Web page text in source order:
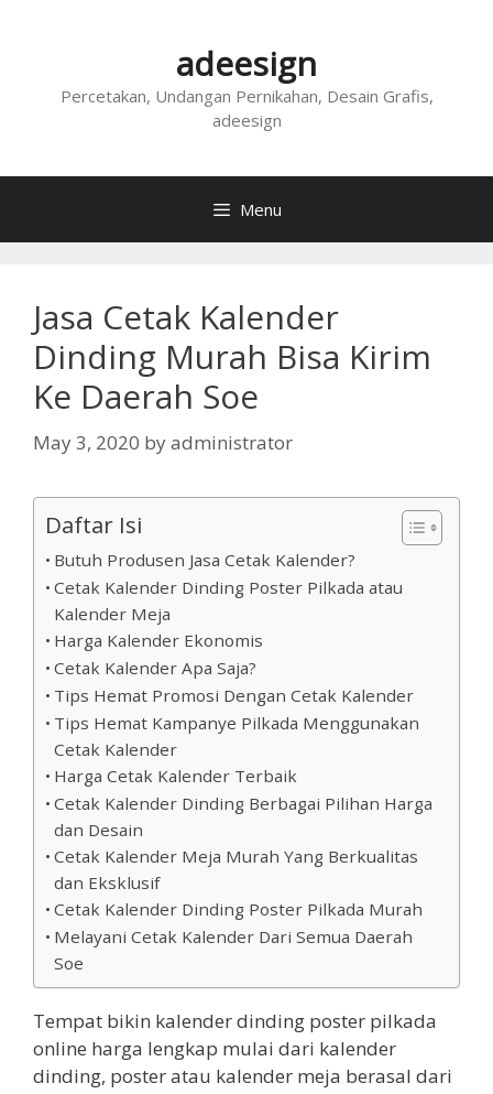
adeesign
Percetakan, Undangan Pernikahan, Desain Grafis,
adeesign
Menu
Jasa Cetak Kalender
Dinding Murah Bisa Kirim
Ke Daerah Soe
May 3, 2020 byadministrator
Daftar Isi
Butuh Produsen Jasa Cetak Kalender?
Cetak Kalender Dinding Poster Pilkada atau
Kalender Meja
Harga Kalender Ekonomis
Cetak Kalender Apa Saja?
Tips Hemat Promosi Dengan Cetak Kalender
Tips Hemat Kampanye Pilkada Menggunakan
Cetak Kalender
Harga Cetak Kalender Terbaik
Cetak Kalender Dinding Berbagai Pilihan Harga
dan Desain
Cetak Kalender Meja Murah Yang Berkualitas
dan Eksklusif
Cetak Kalender Dinding Poster Pilkada Murah
Melayani Cetak Kalender Dari Semua Daerah
Soe
Tempat bikin kalender dinding poster pilkada
online harga lengkap mulai dari kalender
dinding, poster atau kalender meja berasal dari